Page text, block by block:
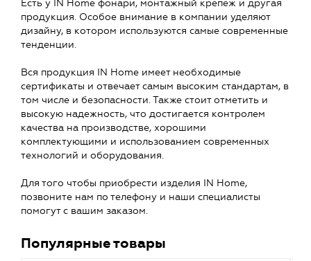
Есть у IN Home фонари, монтажный крепеж и другая
продукция. Особое внимание в компании уделяют
дизайну, в котором используются самые современные
тенденции.
Вся продукция IN Home имеет необходимые
сертификаты и отвечает самым высоким стандартам, в
том числе и безопасности. Также стоит отметить и
высокую надежность, что достигается контролем
качества на производстве, хорошими
комплектующими и использованием современных
технологий и оборудования.
Для того чтобы приобрести изделия IN Home,
позвоните нам по телефону и наши специалисты
помогут с вашим заказом.
Популярные товары